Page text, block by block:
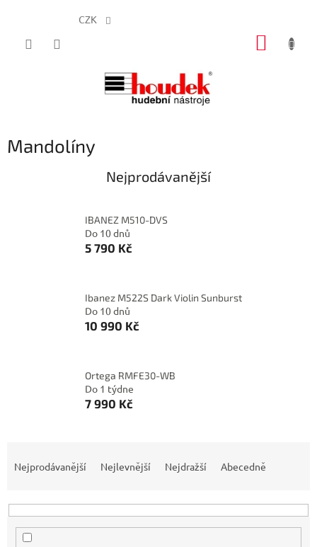
CZK
Mandolíny
Nejprodávanější
IBANEZ M510-DVS
Do 10 dnů
5 790 Kč
Ibanez M522S Dark Violin Sunburst
Do 10 dnů
10 990 Kč
Ortega RMFE30-WB
Do 1 týdne
7 990 Kč
n
Nejprodávanější Nejlevnější Nejdražší Abecedně